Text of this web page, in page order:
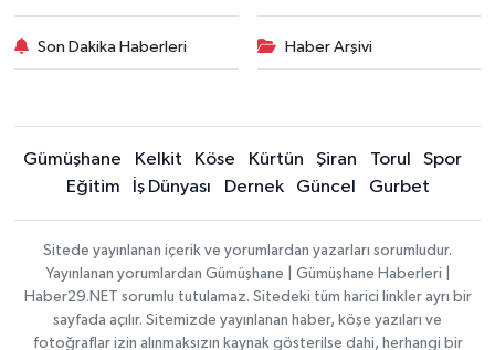
Son Dakika Haberleri Haber Arşivi
Gümüşhane Kelkit Köse Kürtün Şiran Torul
Spor
Eğitim
İş Dünyası Dernek Güncel Gurbet
Sitede yayınlanan içerik ve yorumlardan yazarları sorumludur.
Yayınlanan yorumlardan Gümüşhane | Gümüşhane Haberleri |
Haber29.NET sorumlu tutulamaz. Sitedeki tüm harici linkler ayrı bir
sayfada açılır. Sitemizde yayınlanan haber, köşe yazıları ve
fotoğraflar izin alınmaksızın kaynak gösterilse dahi, herhangi bir